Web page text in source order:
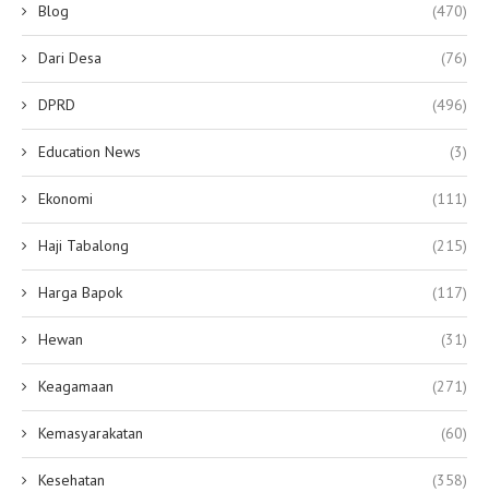
Blog (470)
Dari Desa (76)
DPRD (496)
Education News (3)
Ekonomi (111)
Haji Tabalong (215)
Harga Bapok (117)
Hewan (31)
Keagamaan (271)
Kemasyarakatan (60)
Kesehatan (358)